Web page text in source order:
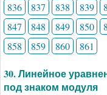
836 837 838 839
847
848 849 850
858
859 860 861
30. Линейное
под знаком модуля